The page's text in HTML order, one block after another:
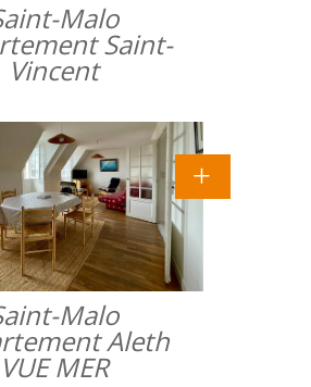
Malo
Saint-
Vincent
Malo
Aleth
VUE MER